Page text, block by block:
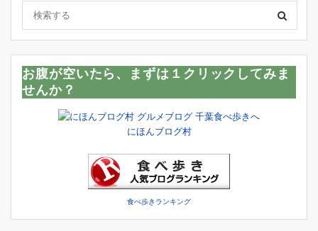
お腹が空いたら、まずは１クリックしてみま
せんか？
にほんブログ村
食べ歩きランキング